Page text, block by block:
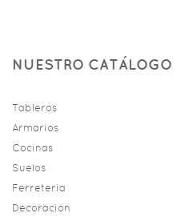
NUESTRO CATÁLOGO
Tableros
Armarios
Cocinas
Suelos
Ferreteria
Decoracion